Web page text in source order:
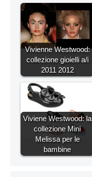
Vivienne Westwood:
collezione gioielli a/i
2011 2012
Viviene Westwood: la
collezione Mini
Melissa per le
bambine